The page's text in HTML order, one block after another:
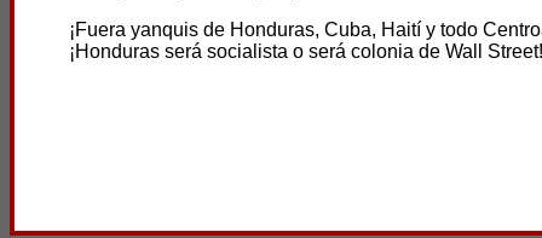
¡Fuera yanquis de Honduras, Cuba, Haití y todo
¡Honduras será socialista o será colonia de Wall Street!